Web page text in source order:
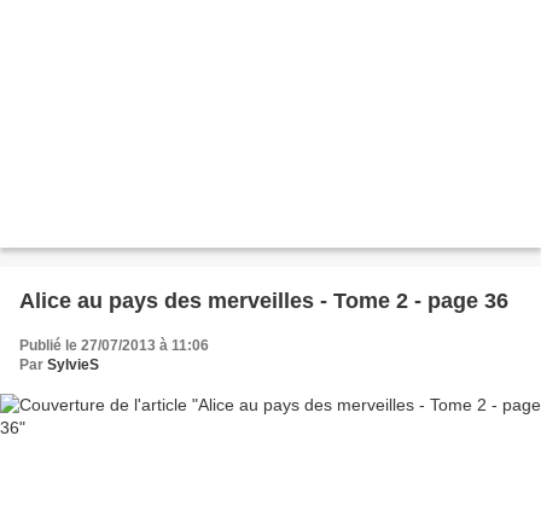
Alice au pays des merveilles - Tome 2 - page 36
Publié le 27/07/2013 à 11:06
Par SylvieS